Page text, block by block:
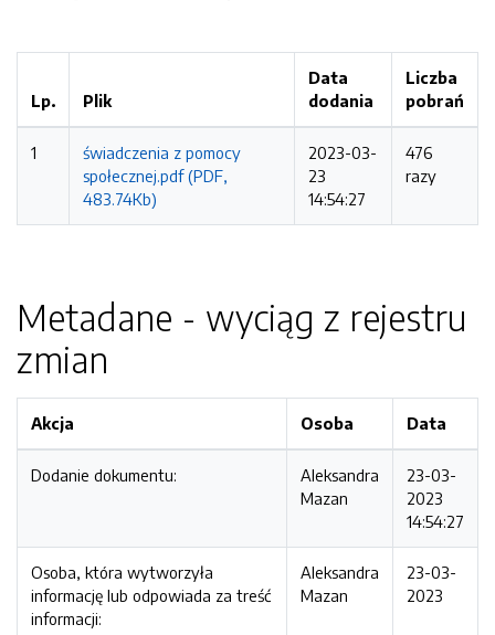
Lp. Plik
Data
dodania
Liczba
pobrań
1
świadczenia z pomocy
społecznej.pdf (PDF,
483.74Kb)
2023-03-
23
14:54:27
476
razy
Metadane - wyciąg z rejestru
zmian
Akcja Osoba Data
Dodanie dokumentu:
Aleksandra
Mazan
23-03-
2023
14:54:27
Osoba, która wytworzyła
informację lub odpowiada za treść
informacji:
Aleksandra
Mazan
23-03-
2023